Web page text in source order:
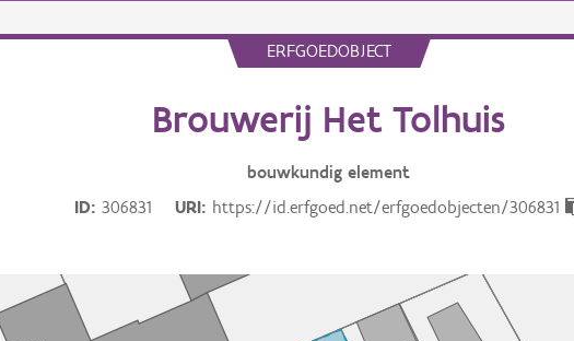
ERFGOEDOBJECT
Brouwerij Het Tolhuis
bouwkundig element
ID
306831 URI https://id.erfgoed.net/erfgoedobjecten/306831